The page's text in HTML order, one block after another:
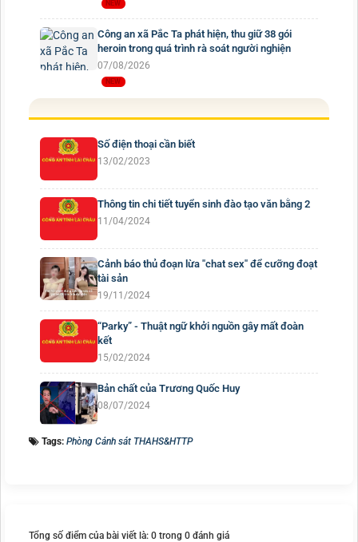
Công an xã Pắc Ta phát hiện, thu giữ 38 gói
heroin trong quá trình rà soát người nghiện
07/08/2026
Số điện thoại cần biết
13/02/2023
Thông tin chi tiết tuyển sinh đào tạo văn bằng 2
11/04/2024
Cảnh báo thủ đoạn lừa "chat sex" để cưỡng đoạt
tài sản
19/11/2024
“Parky” - Thuật ngữ khởi nguồn gây mất đoàn
kết
15/02/2024
Bản chất của Trương Quốc Huy
08/07/2024
Tags: Phòng Cảnh sát THAHS&HTTP
Tổng số điểm của bài viết là: 0 trong 0 đánh giá